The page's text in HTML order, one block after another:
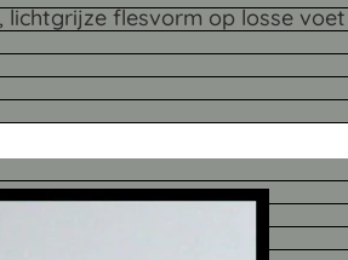
lichtgrijze flesvorm op losse voet